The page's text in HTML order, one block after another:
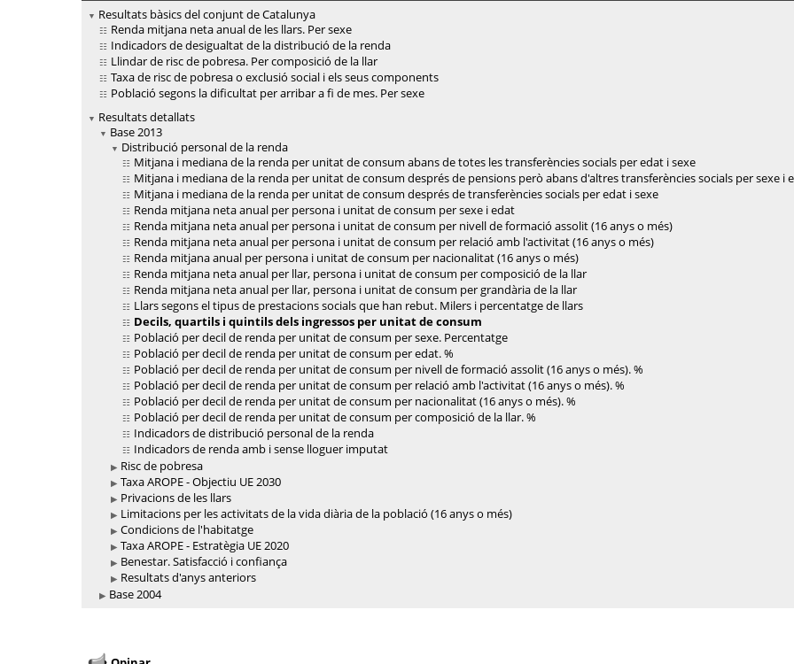
Resultats bàsics del conjunt de Catalunya
Renda mitjana neta anual de les llars. Per sexe
Indicadors de desigualtat de la distribució de la renda
Llindar de risc de pobresa. Per composició de la llar
Taxa de risc de pobresa o exclusió social i els seus components
Població segons la dificultat per arribar a fi de mes. Per sexe
Resultats detallats
Base 2013
Distribució personal de la renda
Mitjana i mediana de la renda per unitat de consum abans de totes les transferències socials per edat i sexe
Mitjana i mediana de la renda per unitat de consum després de pensions però abans d'altres transferències socials per sexe i
Mitjana i mediana de la renda per unitat de consum després de transferències socials per edat i sexe
Renda mitjana neta anual per persona i unitat de consum per sexe i edat
Renda mitjana neta anual per persona i unitat de consum per nivell de formació assolit (16 anys o més)
Renda mitjana neta anual per persona i unitat de consum per relació amb l'activitat (16 anys o més)
Renda mitjana anual per persona i unitat de consum per nacionalitat (16 anys o més)
Renda mitjana neta anual per llar, persona i unitat de consum per composició de la llar
Renda mitjana neta anual per llar, persona i unitat de consum per grandària de la llar
Llars segons el tipus de prestacions socials que han rebut. Milers i percentatge de llars
Decils, quartils i quintils dels ingressos per unitat de consum
Població per decil de renda per unitat de consum per sexe. Percentatge
Població per decil de renda per unitat de consum per edat. %
Població per decil de renda per unitat de consum per nivell de formació assolit (16 anys o més). %
Població per decil de renda per unitat de consum per relació amb l'activitat (16 anys o més). %
Població per decil de renda per unitat de consum per nacionalitat (16 anys o més). %
Població per decil de renda per unitat de consum per composició de la llar. %
Indicadors de distribució personal de la renda
Indicadors de renda amb i sense lloguer imputat
Risc de pobresa
Taxa AROPE - Objectiu UE 2030
Privacions de les llars
Limitacions per les activitats de la vida diària de la població (16 anys o més)
Condicions de l'habitatge
Taxa AROPE - Estratègia UE 2020
Benestar. Satisfacció i confiança
Resultats d'anys anteriors
Base 2004